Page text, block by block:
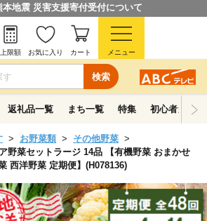
本地震 災害支援寄付受付について
検索
上限額 お気に入り カート メニュー
返礼品一覧 まち一覧 特集 初心者ガイド
お野菜類
その他野菜
野菜セットラージ 14品 【有機野菜 おまかせ
西洋野菜 定期便】(H078136)